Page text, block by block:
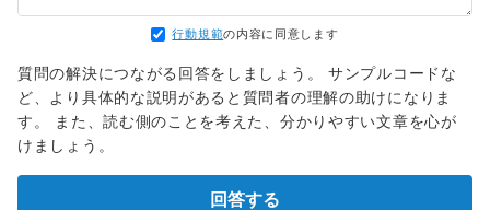
行動規範の内容に同意します
質問の解決につながる回答をしましょう。 サンプルコードな
ど、より具体的な説明があると質問者の理解の助けになりま
す。 また、読む側のことを考えた、分かりやすい文章を心が
けましょう。
回答する